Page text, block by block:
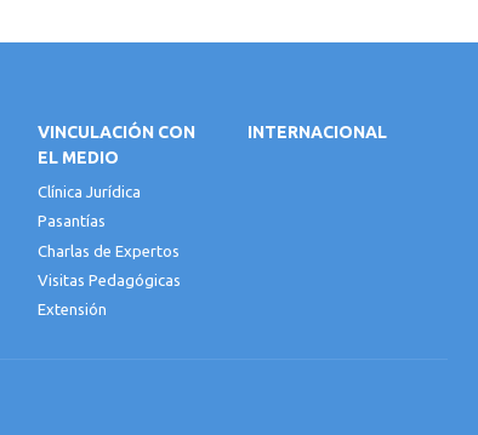
VINCULACIÓN CON
EL MEDIO
Clínica Jurídica
Pasantías
Charlas de Expertos
Visitas Pedagógicas
Extensión
INTERNACIONAL